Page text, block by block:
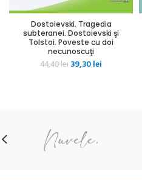
Dostoievski. Tragedia
subteranei. Dostoievski şi
Tolstoi. Poveste cu doi
necunoscuţi
44,40lei Prețul
39,30lei